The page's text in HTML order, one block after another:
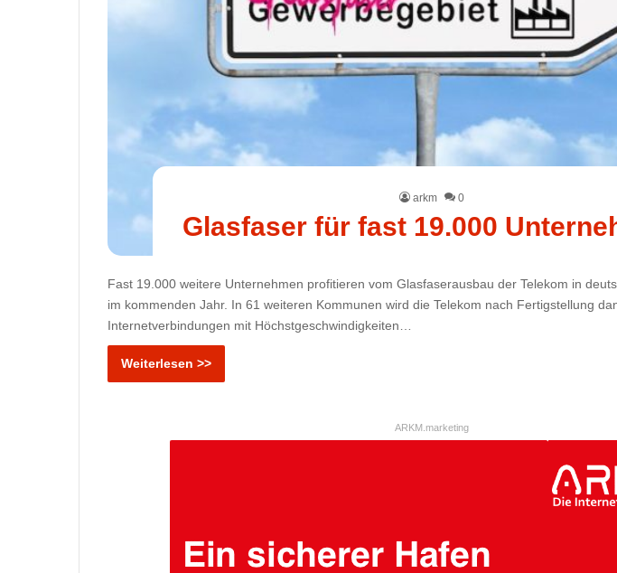
arkm 0
Glasfaser für fast 19.000
Fast 19.000 weitere Unternehmen profitieren vom Glasfaserausbau der Telekom in
im kommenden Jahr. In 61 weiteren Kommunen wird die Telekom nach Fertigstellung
Internetverbindungen mit Höchstgeschwindigkeiten…
Weiterlesen >>
ARKM.marketing